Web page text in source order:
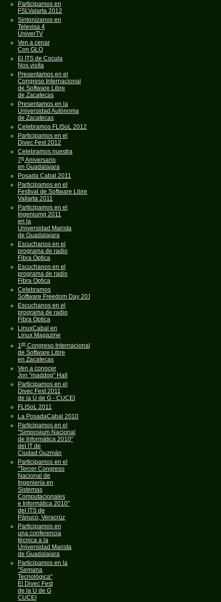
Participamos en
FSLValarta 2012
Sintonízanos en
Televisa 4
UniverTV
Ven a cenar
Con GLO
El ITS de Cocula
Nos visíta
Presentamos en el
Congreso Internacional
de Software Libre
de Zacatecas
Presentamos en la
Universidad Autónoma
de Zacatecas
Celebramos FLISoL 2012
Participamos en el
Divec Fest 2012
Celebramos nuestra
7oAniversario
en Guadalajara
Posada Cabal 2011
Participamos en el
Festival de Software Libre
Vallarta 2011
Participamos en el
Ingeniumg 2011
en la
Universidad Marista
de Guadalajara
Escuchanos en el
programa de radio
Fibra Optica
Escuchanos en el
programa de radio
Fibra Optica
Celebramos
Software Freedom Day 2011
Escuchanos en el
programa de radio
Fibra Optica
LinuxCabal en
Linux Magazine
1er Congreso Internacional
de Software Libre
en Zacatecas
Ven a conocer
Jon "maddog" Hall
Participamos en el
Divec Fest 2011
de la U de G - CUCEI
FLISoL 2011
La PosadaCabal 2010
Participamos en el
"Simposium Nacional
de Informática 2010"
del IT de
Ciudad Guzmán
Participamos en el
"Tercer Congreso
Nacional de
Ingeniería en
Sistemas
Computacionales
e Informática 2010"
del ITS de
Pánuco, Veracrúz
Participamos en
una conferencia
técnica a la
Universidad Marista
de Guadalajara
Participamos en la
"Semana
Tecnológica"
El Divec Fest
de la U de G
CUCEI